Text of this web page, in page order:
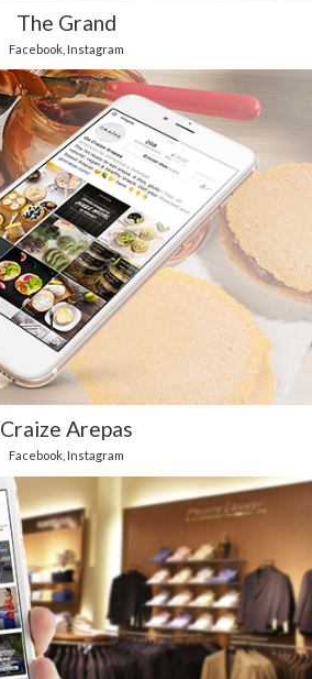
The Grand
Facebook, Instagram
Craize Arepas
Facebook, Instagram